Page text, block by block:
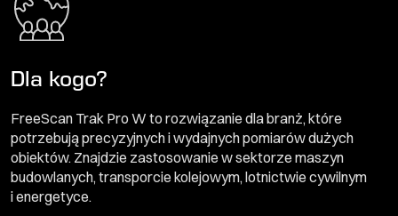
Dla kogo?
FreeScan Trak Pro W to rozwiązanie dla branż, które
potrzebują precyzyjnych i wydajnych pomiarów dużych
obiektów. Znajdzie zastosowanie w sektorze maszyn
budowlanych, transporcie kolejowym, lotnictwie cywilnym
i energetyce.